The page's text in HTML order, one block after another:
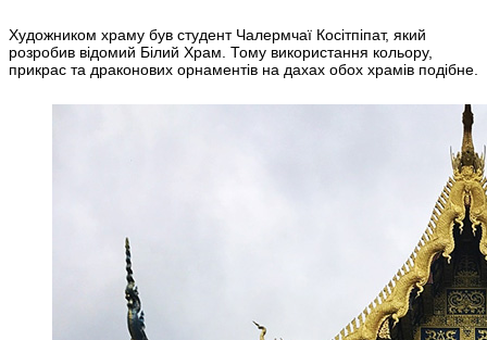
Художником храму був студент Чалермчаї Косітпіпат, який
розробив відомий Білий Храм. Тому використання кольору,
прикрас та драконових орнаментів на дахах обох храмів подібне.